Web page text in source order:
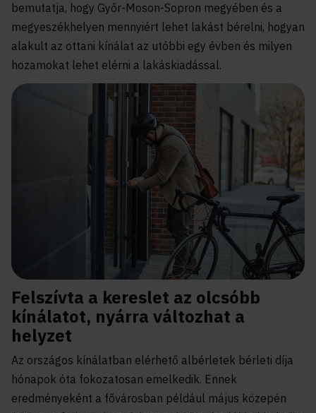
bemutatja, hogy Győr-Moson-Sopron megyében és a
megyeszékhelyen mennyiért lehet lakást bérelni, hogyan
alakult az ottani kínálat az utóbbi egy évben és milyen
hozamokat lehet elérni a lakáskiadással.
Felszívta a kereslet az olcsóbb
kínálatot, nyárra változhat a
helyzet
Az országos kínálatban elérhető albérletek bérleti díja
hónapok óta fokozatosan emelkedik. Ennek
eredményeként a fővárosban például május közepén